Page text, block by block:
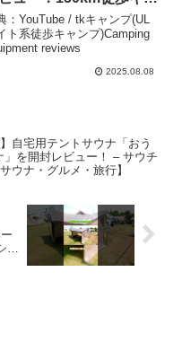
で使用した、ポンチョ
感想も！シックスムー
ザインズ。 – tkキャン
(ULライト系徒歩キャン
：YouTube / tkキャンプ(UL
ト系徒歩キャンプ)Camping
reviews
2025.08.08
】自宅用テントサウナ「おう
」を開封レビュー！ – サウチ
ウナ・グルメ・旅行】
ョ